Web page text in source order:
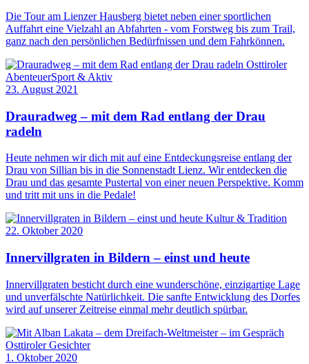
Die Tour am Lienzer Hausberg bietet neben einer sportlichen
Auffahrt eine Vielzahl an Abfahrten - vom Forstweg bis zum Trail,
ganz nach den persönlichen Bedürfnissen und dem Fahrkönnen.
Osttiroler
AbenteuerSport & Aktiv
23. August 2021
Drauradweg – mit dem Rad entlang der Drau
radeln
Heute nehmen wir dich mit auf eine Entdeckungsreise entlang der
Drau von Sillian bis in die Sonnenstadt Lienz. Wir entdecken die
Drau und das gesamte Pustertal von einer neuen Perspektive. Komm
und tritt mit uns in die Pedale!
Kultur & Tradition
22. Oktober 2020
Innervillgraten in Bildern – einst und heute
Innervillgraten besticht durch eine wunderschöne, einzigartige Lage
und unverfälschte Natürlichkeit. Die sanfte Entwicklung des Dorfes
wird auf unserer Zeitreise einmal mehr deutlich spürbar.
Osttiroler Gesichter
1. Oktober 2020